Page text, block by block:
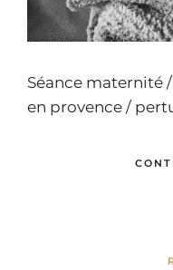
Séance maternité
en provence /